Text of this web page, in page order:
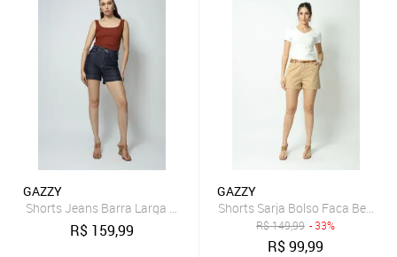
GAZZY
Shorts Jeans Barra Larga Jeans Escuro 46 Gazzy
R$ 159,99
GAZZY
Shorts Sarja Bolso Faca Bege
R$149,99 - 33%
R$99,99